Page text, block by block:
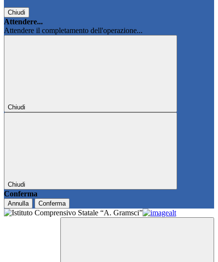
Chiudi
Attendere...
Attendere il completamento dell'operazione...
Chiudi
Chiudi
Conferma
Annulla Conferma